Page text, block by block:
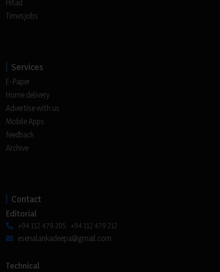
Hitad
Timesjobs
Services
E-Paper
Home delivery
Advertise with us
Mobile Apps
feedback
Archive
Contact
Editorial
+94 112 479 205, +94 112 479 212
esenalankadeepa@gmail.com
Technical